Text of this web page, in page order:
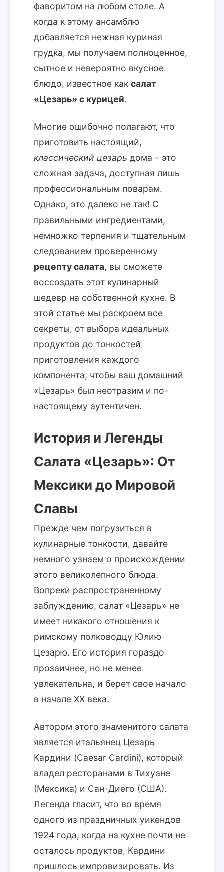
фаворитом на любом столе. А
когда к этому ансамблю
добавляется нежная куриная
грудка, мы получаем полноценное,
сытное и невероятно вкусное
блюдо, известное как салат
«Цезарь» с курицей.
Многие ошибочно полагают, что
приготовить настоящий,
классический цезарь дома – это
сложная задача, доступная лишь
профессиональным поварам.
Однако, это далеко не так! С
правильными ингредиентами,
немножко терпения и тщательным
следованием проверенному
рецепту салата, вы сможете
воссоздать этот кулинарный
шедевр на собственной кухне. В
этой статье мы раскроем все
секреты, от выбора идеальных
продуктов до тонкостей
приготовления каждого
компонента, чтобы ваш домашний
«Цезарь» был неотразим и по-
настоящему аутентичен.
История и Легенды
Салата «Цезарь»: От
Мексики до Мировой
Славы
Прежде чем погрузиться в
кулинарные тонкости, давайте
немного узнаем о происхождении
этого великолепного блюда.
Вопреки распространенному
заблуждению, салат «Цезарь» не
имеет никакого отношения к
римскому полководцу Юлию
Цезарю. Его история гораздо
прозаичнее, но не менее
увлекательна, и берет свое начало
в начале XX века.
Автором этого знаменитого салата
является итальянец Цезарь
Кардини (Caesar Cardini), который
владел ресторанами в Тихуане
(Мексика) и Сан-Диего (США).
Легенда гласит, что во время
одного из праздничных уикендов
1924 года, когда на кухне почти не
осталось продуктов, Кардини
пришлось импровизировать. Из